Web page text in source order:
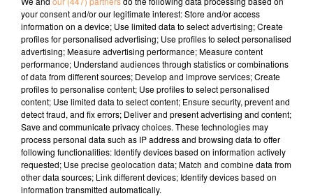
Site internet :www.immo64.fr
Facebook : Groupe Immo 64
Instagram : @groupeimmo64
TITRES DIFFUSÉS
your consent and/or our legitimate interest: Store and/or access
information on a device; Use limited data to select advertising; Create
profiles for personalised advertising; Use profiles to select personalised
advertising; Measure advertising performance; Measure content
performance; Understand audiences through statistics or combinations
of data from different sources; Develop and improve services; Create
profiles to personalise content; Use profiles to select personalised
content; Use limited data to select content; Ensure security, prevent and
detect fraud, and fix errors; Deliver and present advertising and content;
Save and communicate privacy choices. These technologies may
process personal data such as IP address and browsing data to offer
following functionalities: Identify devices based on information actively
requested; Use precise geolocation data; Match and combine data from
other data sources; Link different devices; Identify devices based on
information transmitted automatically.